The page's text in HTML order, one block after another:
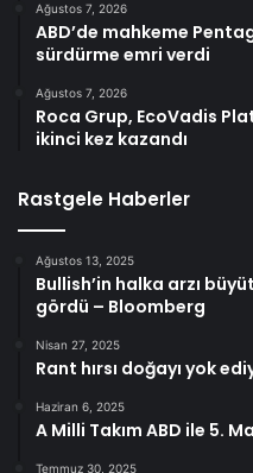
Ağustos 7, 2026
ABD’de mahkeme
sürdürme emri verdi
Ağustos 7, 2026
Roca Grup, EcoVadis
ikinci kez kazandı
Rastgele Haberler
Ağustos 13, 2025
Bullish’in halka arzı
gördü – Bloomberg
Nisan 27, 2025
Rant hırsı doğayı yok
Haziran 6, 2025
A Milli Takım ABD ile 5.
Temmuz 30, 2025